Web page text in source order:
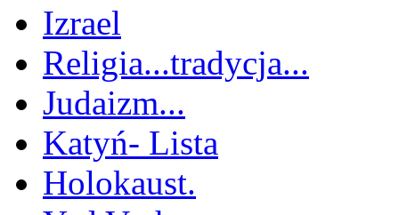
Izrael
Religia...tradycja...
Judaizm...
Katyń- Lista
Holokaust.